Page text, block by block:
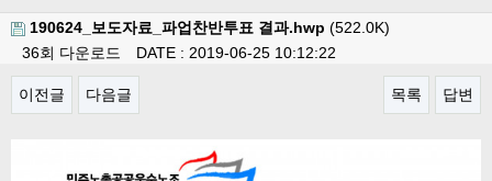
190624_보도자료_파업찬반투표 결과.hwp (522.0K)
36회 다운로드
DATE : 2019-06-25 10:12:22
이전글 다음글 목록 답변